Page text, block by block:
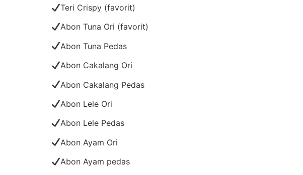
Teri Crispy (favorit)
Abon Tuna Ori (favorit)
Abon Tuna Pedas
Abon Cakalang Ori
Abon Cakalang Pedas
Abon Lele Ori
Abon Lele Pedas
Abon Ayam Ori
Abon Ayam pedas